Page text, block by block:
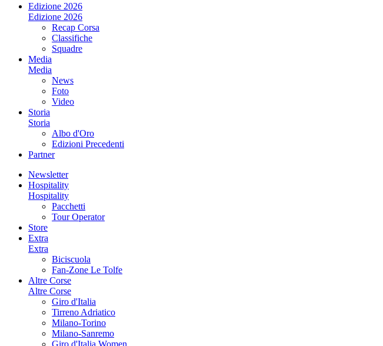
Edizione 2026
Edizione 2026
Recap Corsa
Classifiche
Squadre
Media
Media
News
Foto
Video
Storia
Storia
Albo d'Oro
Edizioni Precedenti
Partner
Newsletter
Hospitality
Hospitality
Pacchetti
Tour Operator
Store
Extra
Extra
Biciscuola
Fan-Zone Le Tolfe
Altre Corse
Altre Corse
Giro d'Italia
Tirreno Adriatico
Milano-Torino
Milano-Sanremo
Giro d'Italia Women